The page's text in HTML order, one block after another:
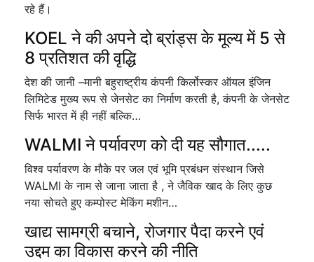
रहे हैं।
KOEL ने की अपने दो ब्रांड्स के मूल्य में 5 से
8 प्रतिशत की वृद्धि
देश की जानी –मानी बहुराष्ट्रीय कंपनी किर्लोस्कर ऑयल इंजिन
लिमिटेड मुख्य रूप से जेनसेट का निर्माण करती है, कंपनी के जेनसेट
सिर्फ भारत में ही नहीं बल्कि…
WALMI ने पर्यावरण को दी यह सौगात.....
विश्व पर्यावरण के मौके पर जल एवं भूमि प्रबंधन संस्थान जिसे
WALMI के नाम से जाना जाता है , ने जैविक खाद के लिए कुछ
नया सोचते हुए कम्पोस्ट मेकिंग मशीन…
खाद्य सामग्री बचाने, रोजगार पैदा करने एवं
उद्दम का विकास करने की नीति